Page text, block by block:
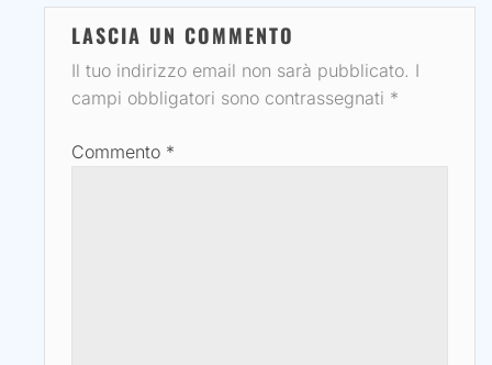
LASCIA UN COMMENTO
Il tuo indirizzo email non sarà pubblicato. I
campi obbligatori sono contrassegnati *
Commento *